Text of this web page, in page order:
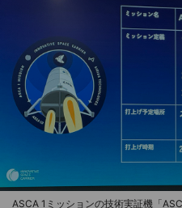
ASCA 1ミッションの技術実証機「